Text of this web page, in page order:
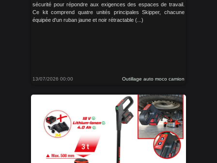
sécurité pour répondre aux exigences des espaces de travail.
Ce kit comprend quatre unités principales Skipper, chacune
équipée d'un ruban jaune et noir rétractable (...)
13/07/2026 00:00 Outillage auto moco camion